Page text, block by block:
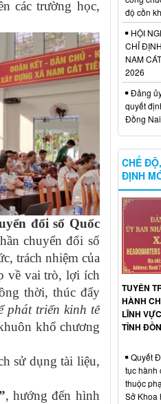
các trường học,
đổi số Quốc
chuyển đổi số
trách nhiệm của
về vai trò, lợi ích
thời, thúc đẩy
phát triển kinh tế
khổ chương
sử dụng tài liệu,
, hướng đến hình
độ cồn
HỘI
CHỈ
NAM
2026
Đảng
quyết
Đồng
CHẾ
ĐỊNH
TUYÊN
HÀNH
LĨNH
TỈNH
Quyết
tục hành
thuộc
Sở Khoa